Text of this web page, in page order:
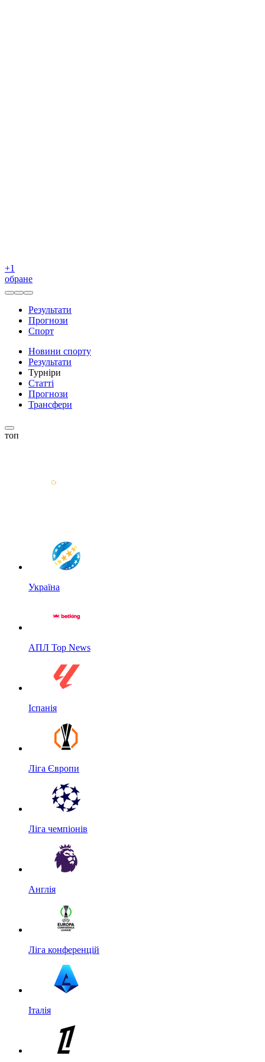
+1
обране
Результати
Прогнози
Спорт
Новини спорту
Результати
Турніри
Статті
Прогнози
Трансфери
топ
Україна
АПЛ Top News
Іспанія
Ліга Європи
Ліга чемпіонів
Англія
Ліга конференцій
Італія